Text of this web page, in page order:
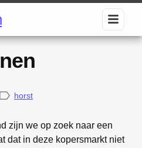
horst
zijn we op zoek naar een
dat in deze kopersmarkt niet